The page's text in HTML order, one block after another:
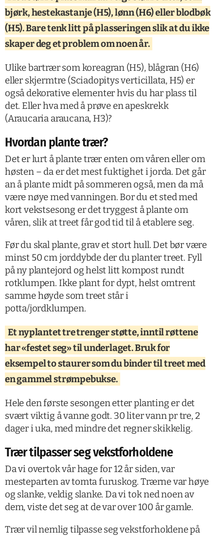
bjørk, hestekastanje (H5), lønn (H6) eller blodbøk
(H5). Bare tenk litt på plasseringen slik at du ikke
skaper deg et problem om noen år.
Ulike bartrær som koreagran (H5), blågran (H6)
eller skjermtre (Sciadopitys verticillata, H5) er
også dekorative elementer hvis du har plass til
det. Eller hva med å prøve en apeskrekk
(Araucaria araucana, H3)?
Hvordan plante trær?
Det er lurt å plante trær enten om våren eller om
høsten – da er det mest fuktighet i jorda. Det går
an å plante midt på sommeren også, men da må
være nøye med vanningen. Bor du et sted med
kort vekstsesong er det tryggest å plante om
våren, slik at treet får god tid til å etablere seg.
Før du skal plante, grav et stort hull. Det bør være
minst 50 cm jorddybde der du planter treet. Fyll
på ny plantejord og helst litt kompost rundt
rotklumpen. Ikke plant for dypt, helst omtrent
samme høyde som treet står i
potta/jordklumpen.
Et nyplantet tre trenger støtte, inntil røttene
har «festet seg» til underlaget. Bruk for
eksempel to staurer som du binder til treet med
en gammel strømpebukse.
Hele den første sesongen etter planting er det
svært viktig å vanne godt. 30 liter vann pr tre, 2
dager i uka, med mindre det regner skikkelig.
Trær tilpasser seg vekstforholdene
Da vi overtok vår hage for 12 år siden, var
mesteparten av tomta furuskog. Trærne var høye
og slanke, veldig slanke. Da vi tok ned noen av
dem, viste det seg at de var over 100 år gamle.
Trær vil nemlig tilpasse seg vekstforholdene på